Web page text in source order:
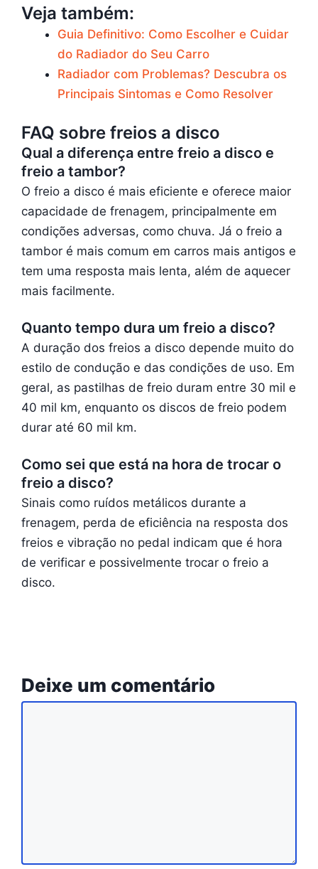
Veja também:
Guia Definitivo: Como Escolher e Cuidar
do Radiador do Seu Carro
Radiador com Problemas? Descubra os
Principais Sintomas e Como Resolver
FAQ sobre freios a disco
Qual a diferença entre freio a disco e
freio a tambor?
O freio a disco é mais eficiente e oferece maior
capacidade de frenagem, principalmente em
condições adversas, como chuva. Já o freio a
tambor é mais comum em carros mais antigos e
tem uma resposta mais lenta, além de aquecer
mais facilmente.
Quanto tempo dura um freio a disco?
A duração dos freios a disco depende muito do
estilo de condução e das condições de uso. Em
geral, as pastilhas de freio duram entre 30 mil e
40 mil km, enquanto os discos de freio podem
durar até 60 mil km.
Como sei que está na hora de trocar o
freio a disco?
Sinais como ruídos metálicos durante a
frenagem, perda de eficiência na resposta dos
freios e vibração no pedal indicam que é hora
de verificar e possivelmente trocar o freio a
disco.
Deixe um comentário